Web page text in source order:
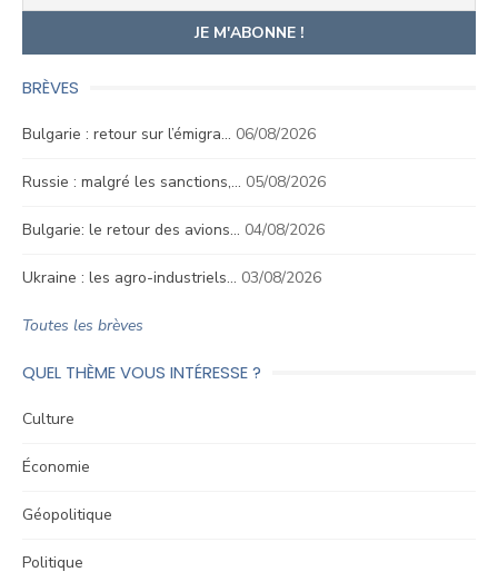
BRÈVES
Bulgarie : retour sur l’émigra… 06/08/2026
Russie : malgré les sanctions,… 05/08/2026
Bulgarie: le retour des avions… 04/08/2026
Ukraine : les agro-industriels… 03/08/2026
Toutes les brèves
QUEL THÈME VOUS INTÉRESSE ?
Culture
Économie
Géopolitique
Politique